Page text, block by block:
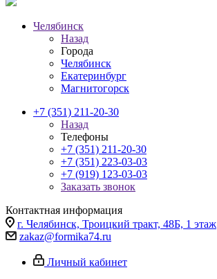
Челябинск
Назад
Города
Челябинск
Екатеринбург
Магнитогорск
+7 (351) 211-20-30
Назад
Телефоны
+7 (351) 211-20-30
+7 (351) 223-03-03
+7 (919) 123-03-03
Заказать звонок
Контактная информация
г. Челябинск, Троицкий тракт, 48Б, 1 этаж
zakaz@formika74.ru
Личный кабинет